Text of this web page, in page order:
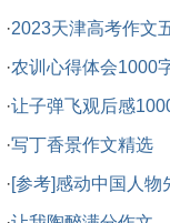
·2023天津高考作文
·农训心得体会1000
·让子弹飞观后感
·写丁香景作文精选
·[参考]感动中国人